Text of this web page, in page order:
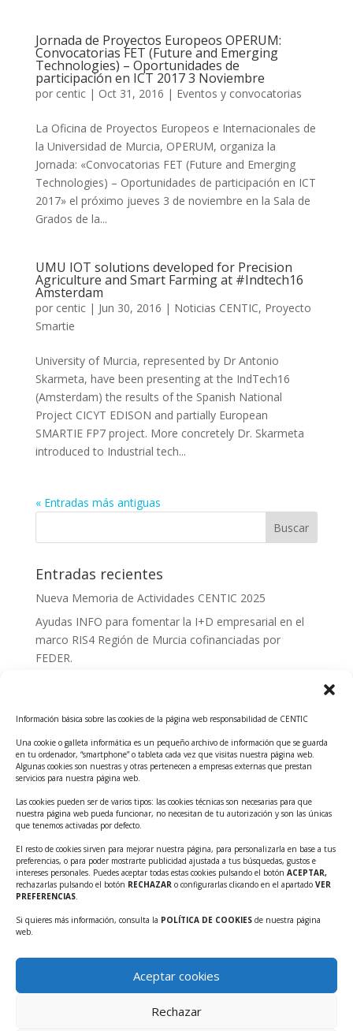
Información básica sobre las cookies de la página web responsabilidad de CENTIC
Una cookie o galleta informática es un pequeño archivo de información que se guarda
en tu ordenador, “smartphone” o tableta cada vez que visitas nuestra página web.
Algunas cookies son nuestras y otras pertenecen a empresas externas que prestan
servicios para nuestra página web.
Las cookies pueden ser de varios tipos: las cookies técnicas son necesarias para que
nuestra página web pueda funcionar, no necesitan de tu autorización y son las únicas
que tenemos activadas por defecto.
El resto de cookies sirven para mejorar nuestra página, para personalizarla en base a tus
preferencias, o para poder mostrarte publicidad ajustada a tus búsquedas, gustos e
intereses personales. Puedes aceptar todas estas cookies pulsando el botón ACEPTAR,
rechazarlas pulsando el botón RECHAZAR o configurarlas clicando en el apartado VER
PREFERENCIAS.
Si quieres más información, consulta la POLÍTICA DE COOKIES de nuestra página
web.
Aceptar cookies
Rechazar
Jornada de Proyectos Europeos OPERUM:
Convocatorias FET (Future and Emerging
Technologies) – Oportunidades de
participación en ICT 2017 3 Noviembre
por centic| Oct 31, 2016 | Eventos y convocatorias
La Oficina de Proyectos Europeos e Internacionales de
la Universidad de Murcia, OPERUM, organiza la
Jornada: «Convocatorias FET (Future and Emerging
Technologies) – Oportunidades de participación en ICT
2017» el próximo jueves 3 de noviembre en la Sala de
Grados de la...
UMU IOT solutions developed for Precision
Agriculture and Smart Farming at #Indtech16
Amsterdam
por centic| Jun 30, 2016 | Noticias CENTIC, Proyecto
Smartie
University of Murcia, represented by Dr Antonio
Skarmeta, have been presenting at the IndTech16
(Amsterdam) the results of the Spanish National
Project CICYT EDISON and partially European
SMARTIE FP7 project. More concretely Dr. Skarmeta
introduced to Industrial tech...
« Entradas más antiguas
Entradas recientes
Nueva Memoria de Actividades CENTIC 2025
Ayudas INFO para fomentar la I+D empresarial en el
marco RIS4 Región de Murcia cofinanciadas por
FEDER.
Tecnológicos 2ª ed.
Ayudas INFO para el apoyo a las empresas
innovadoras con potencial tecnológico y escalables
Convocatoria Cheque de Innovación. Ayudas INFO
para la contratación de servicios de Innovación y
Competitividad
Cheque Inversión del INFO. Ayudas para la
contratación de servicios de Innovación y
Competitividad para apoyar rondas de financiación.
Inscripciones abiertas!!
Ayudas INFO para la contratación de servicios de
Innovación y Competitividad (CHEQUE